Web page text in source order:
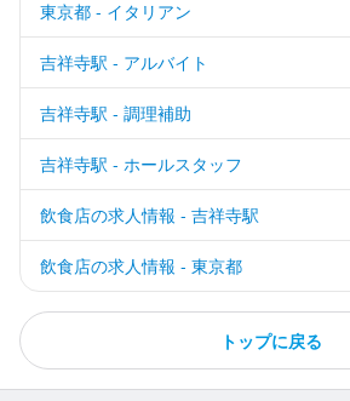
東京都 - イタリアン
吉祥寺駅 - アルバイト
吉祥寺駅 - 調理補助
吉祥寺駅 - ホールスタッフ
飲食店の求人情報 - 吉祥寺駅
飲食店の求人情報 - 東京都
トップに戻る